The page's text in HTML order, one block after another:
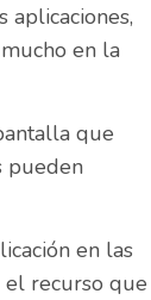
en la
que
pueden
en las
recurso que